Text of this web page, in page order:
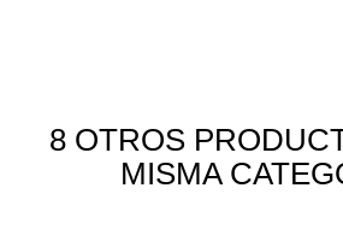
8 OTROS
MISMA